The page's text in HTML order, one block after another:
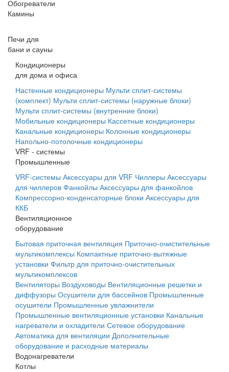
Обогреватели
Камины
Печи для
бани и сауны
Кондиционеры
для дома и офиса
Настенные кондиционеры Мульти сплит-системы
(комплект) Мульти сплит-системы (наружные блоки)
Мульти сплит-системы (внутренние блоки)
Мобильные кондиционеры Кассетные кондиционеры
Канальные кондиционеры Колонные кондиционеры
Напольно-потолочные кондиционеры
VRF - системы
Промышленные
VRF-системы Аксессуары для VRF Чиллеры Аксессуары
для чиллеров Фанкойлы Аксессуары для фанкойлов
Компрессорно-конденсаторные блоки Аксессуары для
ККБ
Вентиляционное
оборудование
Бытовая приточная вентиляция Приточно-очистительные
мультикомплексы Компактные приточно-вытяжные
установки Фильтр для приточно-очистительных
мультикомплексов
Вентиляторы Воздуховоды Вентиляционные решетки и
диффузоры Осушители для бассейнов Промышленные
осушители Промышленные увлажнители
Промышленные вентиляционные установки Канальные
нагреватели и охладители Сетевое оборудование
Автоматика для вентиляции Дополнительные
оборудование и расходные материалы
Водонагреватели
Котлы